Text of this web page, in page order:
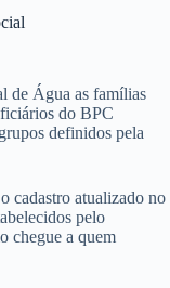
de Água as famílias
do BPC
definidos pela
cadastro atualizado no
pelo
chegue a quem